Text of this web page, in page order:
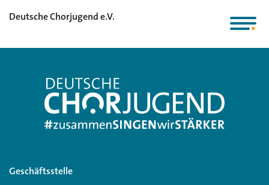
Deutsche Chorjugend e.V.
Geschäftsstelle